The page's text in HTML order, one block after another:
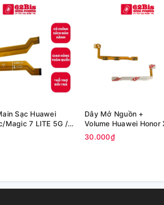
Sạc Huawei
Magic 7 LITE 5G /
(Zin)
Dây Mở Nguồn +
Volume Huawei Honor
Smart / X60 5G (Zin)
30.000₫